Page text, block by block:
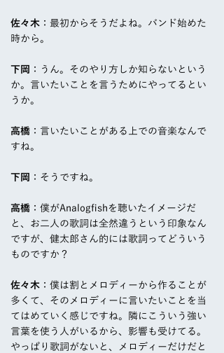
佐々木 ：最初からそうだよね。バンド始めた
時から。
下岡 ：うん。そのやり方しか知らないという
か。言いたいことを言うためにやってるとい
うか。
高橋 ：言いたいことがある上での音楽なんで
すね。
下岡 ：そうですね。
高橋 ：僕がAnalogfishを聴いたイメージだ
と、お二人の歌詞は全然違うという印象なん
ですが、健太郎さん的には歌詞ってどういう
ものですか？
佐々木 ：僕は割とメロディーから作ることが
多くて、そのメロディーに言いたいことを当
てはめていく感じですね。隣にこういう強い
言葉を使う人がいるから、影響も受けてる。
やっぱり歌詞がないと、メロディーだけだと